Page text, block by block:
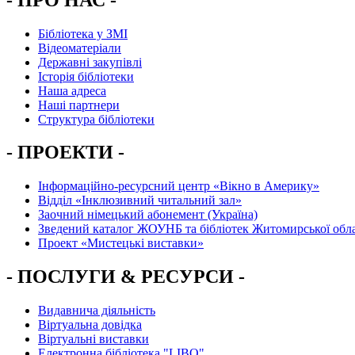
Бібліотека у ЗМІ
Відеоматеріали
Державні закупівлі
Історія бібліотеки
Наша адреса
Наші партнери
Структура бібліотеки
- ПРОЕКТИ -
Інформаційно-ресурсний центр «Вікно в Америку»
Вiддiл «Інклюзивний читальний зал»
Заочний німецький абонемент (Україна)
Зведений каталог ЖОУНБ та бібліотек Житомирської
Проект «Мистецькі виставки»
- ПОСЛУГИ & РЕСУРСИ -
Видавнича діяльність
Віртуальна довідка
Віртуальні виставки